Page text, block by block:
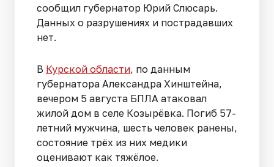
сообщил губернатор Юрий Слюсарь.
Данных о разрушениях и пострадавших
нет.
В Курской области, по данным
губернатора Александра Хинштейна,
вечером 5 августа БПЛА атаковал
жилой дом в селе Козырёвка. Погиб 57-
летний мужчина, шесть человек ранены,
состояние трёх из них медики
оценивают как тяжёлое.